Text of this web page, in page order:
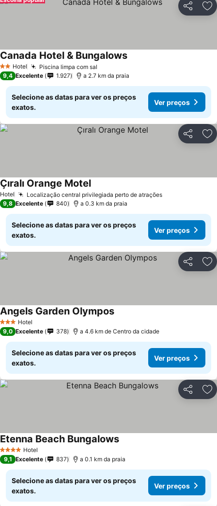
Partilhar
2 Estrelas
Hotel Piscina limpa com sal
Canada Hotel & Bungalows
9,4 Excelente 1.927 a 2.7 km da praia
Selecione as datas para ver os preços
exatos.
Ver preços
Partilhar
Hotel Localização central privilegiada perto de atrações
Çıralı Orange Motel
9,8 Excelente 840 a 0.3 km da praia
Selecione as datas para ver os preços
exatos.
Ver preços
Partilhar
3 EstrelasHotel
Angels Garden Olympos
9,0 Excelente 378 a 4.6 km de Centro da cidade
Selecione as datas para ver os preços
exatos.
Ver preços
Partilhar
4 EstrelasHotel
Etenna Beach Bungalows
9,1 Excelente 837 a 0.1 km da praia
Selecione as datas para ver os preços
exatos.
Ver preços